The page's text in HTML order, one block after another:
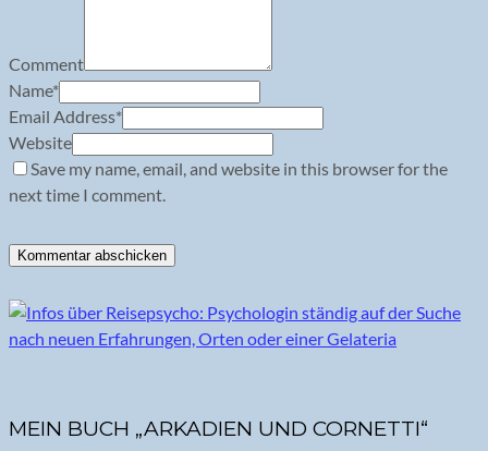
Comment
Name*
Email Address*
Website
Save my name, email, and website in this browser for the
next time I comment.
MEIN BUCH „ARKADIEN UND CORNETTI“